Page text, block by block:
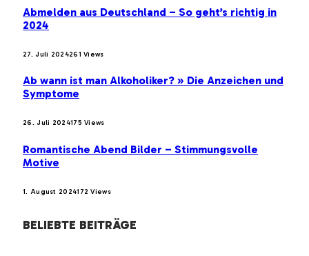
Abmelden aus Deutschland – So geht’s richtig in
2024
27. Juli 2024261Views
Ab wann ist man Alkoholiker? » Die Anzeichen und
Symptome
26. Juli 2024175Views
Romantische Abend Bilder – Stimmungsvolle
Motive
1. August 2024172Views
BELIEBTE BEITRÄGE